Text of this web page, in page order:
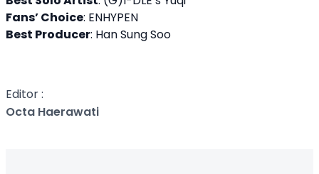
Fans’ Choice: ENHYPEN
Best Producer: Han Sung Soo
Editor :
Octa Haerawati